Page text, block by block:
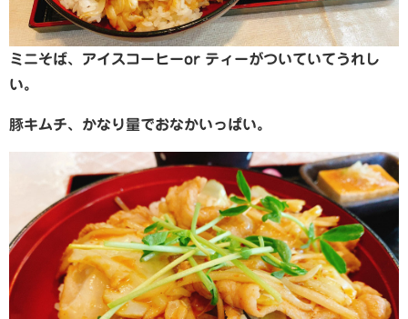
ミニそば、アイスコーヒーor ティーがついていてうれし
い。
豚キムチ、かなり量でおなかいっぱい。